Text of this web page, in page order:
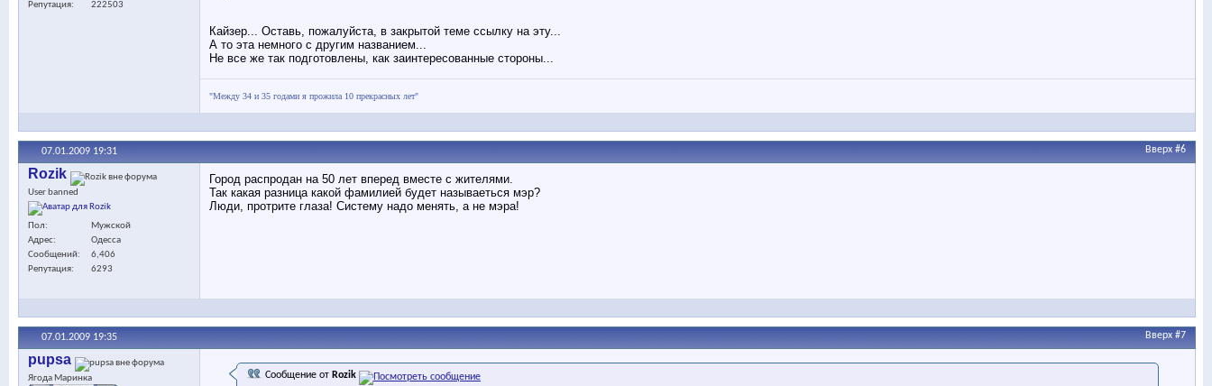
Репутация
222503
Кайзер... Оставь, пожалуйста, в закрытой теме ссылку на эту...
А то эта немного с другим названием...
Не все же так подготовлены, как заинтересованные стороны...
"Между 34 и 35 годами я прожила 10 прекрасных лет"
07.01.2009 19:31 Вверх #6
Rozik
User banned
Пол
Мужской
Адрес
Одесса
Сообщений
6,406
Репутация
6293
Город распродан на 50 лет вперед вместе с жителями.
Так какая разница какой фамилией будет называеться мэр?
Люди, протрите глаза! Систему надо менять, а не мэра!
07.01.2009 19:35 Вверх #7
pupsa
Ягода Маринка Сообщение от Rozik